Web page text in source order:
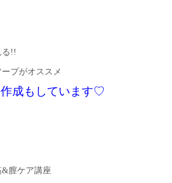
る!!
プがオススメ
成もしています♡
膣ケア講座